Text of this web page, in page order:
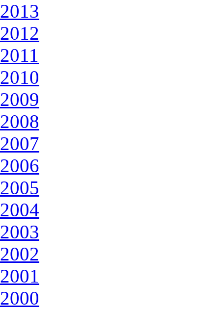
2013
2012
2011
2010
2009
2008
2007
2006
2005
2004
2003
2002
2001
2000